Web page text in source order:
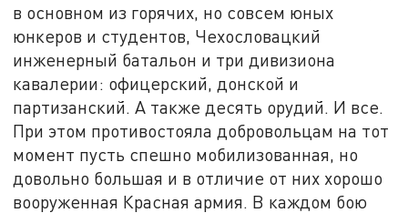
в основном из горячих, но совсем юных
юнкеров и студентов, Чехословацкий
инженерный батальон и три дивизиона
кавалерии: офицерский, донской и
партизанский. А также десять орудий. И все.
При этом противостояла добровольцам на тот
момент пусть спешно мобилизованная, но
довольно большая и в отличие от них хорошо
вооруженная Красная армия. В каждом бою